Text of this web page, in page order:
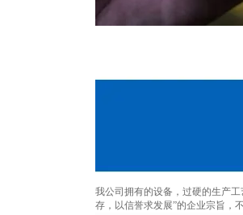
我公司拥有的设备，过硬的生产
存，以信誉求发展”的企业宗旨，